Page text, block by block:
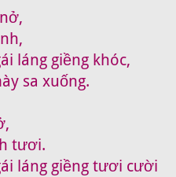
láng giềng khóc,
sa xuống.
tươi.
láng giềng tươi cười